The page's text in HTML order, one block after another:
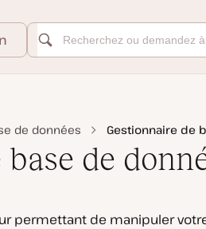
de données Gestionnaire de
de
permettant de manipuler